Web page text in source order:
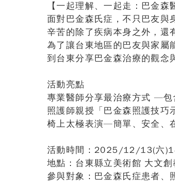
【一起理解、一起走：巴金森
面對巴金森氏症，不只巴友與
辛苦的除了疾病本身之外，還
為了讓台東地區的巴友與家屬
到台東分享巴金森治療的觀念
活動亮點
專業醫師分享最治療方式 —包
照護師親授「巴金森照護技巧
椅上太極表演—簡單、安全、
活動時間：2025/12/13(六
地點：台東縣立美術館 大文
參與對象：巴金森氏症患者、